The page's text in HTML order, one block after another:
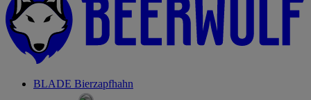
BLADE Bierzapfhahn